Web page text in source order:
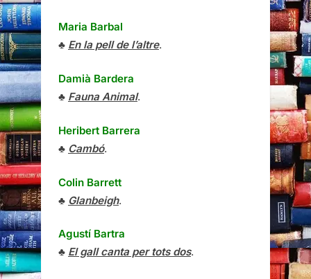
Maria Barbal
♣ En la pell de l’altre.
Damià Bardera
♣ Fauna Animal.
Heribert Barrera
♣ Cambó.
Colin Barrett
♣ Glanbeigh.
Agustí Bartra
♣ El gall canta per tots dos.